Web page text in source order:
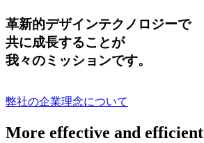
革新的デザインテクノロジーで
共に成長することが
我々のミッションです。
弊社の企業理念について
More effective and efficient